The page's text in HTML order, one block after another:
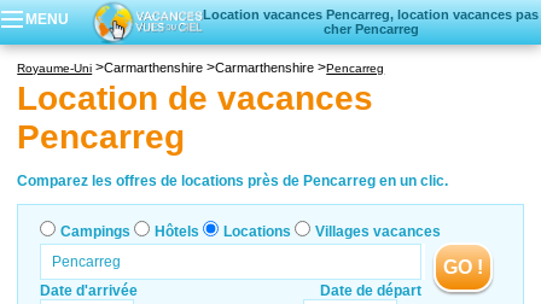
MENU
Location vacances Pencarreg, location vacances pas
cher Pencarreg
Locations vacances
Royaume-Uni Carmarthenshire Carmarthenshire Pencarreg
Location de vacances
Pencarreg
Comparez les offres de locations près de Pencarreg en un clic.
Campings Hôtels Locations Villages vacances
Date d'arrivée Date de départ
GO !